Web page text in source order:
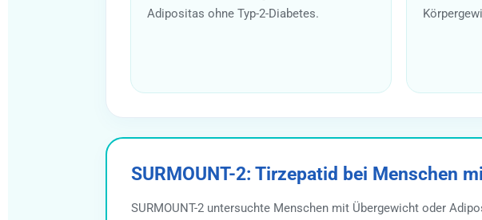
Adipositas ohne Typ-2-Diabetes.
SURMOUNT-2: Tirzepatid bei Menschen
SURMOUNT-2 untersuchte Menschen mit Übergewicht oder